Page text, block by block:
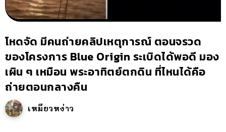
โหดจัด มีคนถ่ายคลิปเหตุการณ์ ตอนจรวด
ของโครงการ Blue Origin ระเบิดได้พอดี มอง
เผิน ๆ เหมือน พระอาทิตย์ตกดิน ที่ไหนได้คือ
ถ่ายตอนกลางคืน
เหมียวหง่าว